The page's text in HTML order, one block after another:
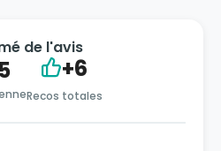
de l'avis
+6
Recos totales